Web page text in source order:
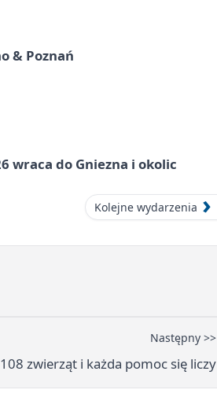
& Poznań
wraca do Gniezna i okolic
Kolejne wydarzenia
Następny >>
zwierząt i każda pomoc się liczy